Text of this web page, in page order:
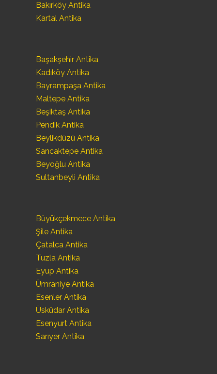
Bakırköy Antika
Kartal Antika
Başakşehir Antika
Kadıköy Antika
Bayrampaşa Antika
Maltepe Antika
Beşiktaş Antika
Pendik Antika
Beylikdüzü Antika
Sancaktepe Antika
Beyoğlu Antika
Sultanbeyli Antika
Büyükçekmece Antika
Şile Antika
Çatalca Antika
Tuzla Antika
Eyüp Antika
Ümraniye Antika
Esenler Antika
Üsküdar Antika
Esenyurt Antika
Sarıyer Antika